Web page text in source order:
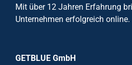
Mit über 12 Jahren Erfahrung
Unternehmen erfolgreich online.
GETBLUE GmbH